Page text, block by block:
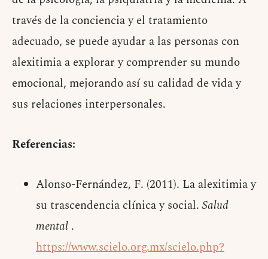
través de la conciencia y el tratamiento
adecuado, se puede ayudar a las personas con
alexitimia a explorar y comprender su mundo
emocional, mejorando así su calidad de vida y
sus relaciones interpersonales.
Referencias:
Alonso-Fernández, F. (2011). La alexitimia y
su trascendencia clínica y social. Salud
mental .
https://www.scielo.org.mx/scielo.php?